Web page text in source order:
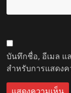
บันทึกชื่อ, อีเมล แ
สำหรับการแสดง